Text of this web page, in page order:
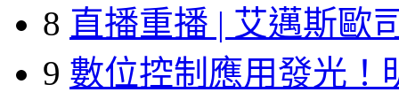
8 直播重播 | 艾邁斯歐
9 數位控制應用發光！